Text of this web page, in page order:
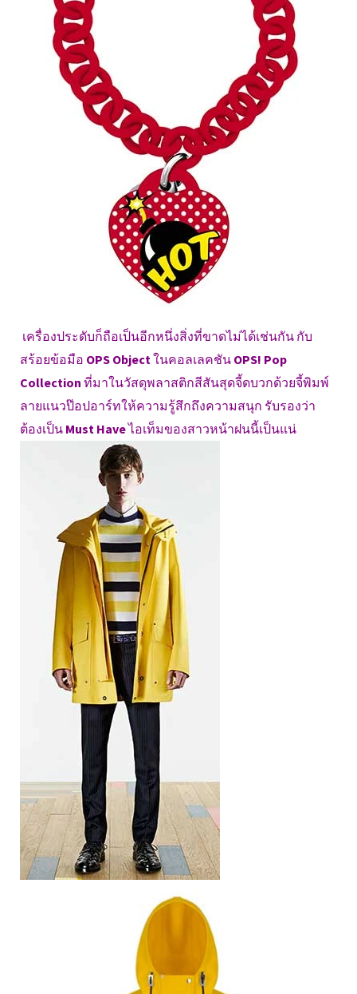
เครื่องประดับก็ถือเป็นอีกหนึ่งสิ่งที่ขาดไม่ได้เช่นกัน กับ
สร้อยข้อมือ OPS Object ในคอลเลคชัน OPS! Pop
Collection ที่มาในวัสดุพลาสติกสีสันสุดจี้ดบวกด้วยจี้พิมพ์
ลายแนวป๊อปอาร์ทให้ความรู้สึกถึงความสนุก รับรองว่า
ต้องเป็น Must Haveไอเท็มของสาวหน้าฝนนี้เป็นแน่